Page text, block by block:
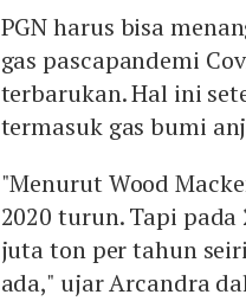
PGN harus bisa
gas pascapandemi
terbarukan. Hal ini
termasuk gas bumi
"Menurut Wood
2020 turun. Tapi
juta ton per tahun
ada," ujar Arcandra